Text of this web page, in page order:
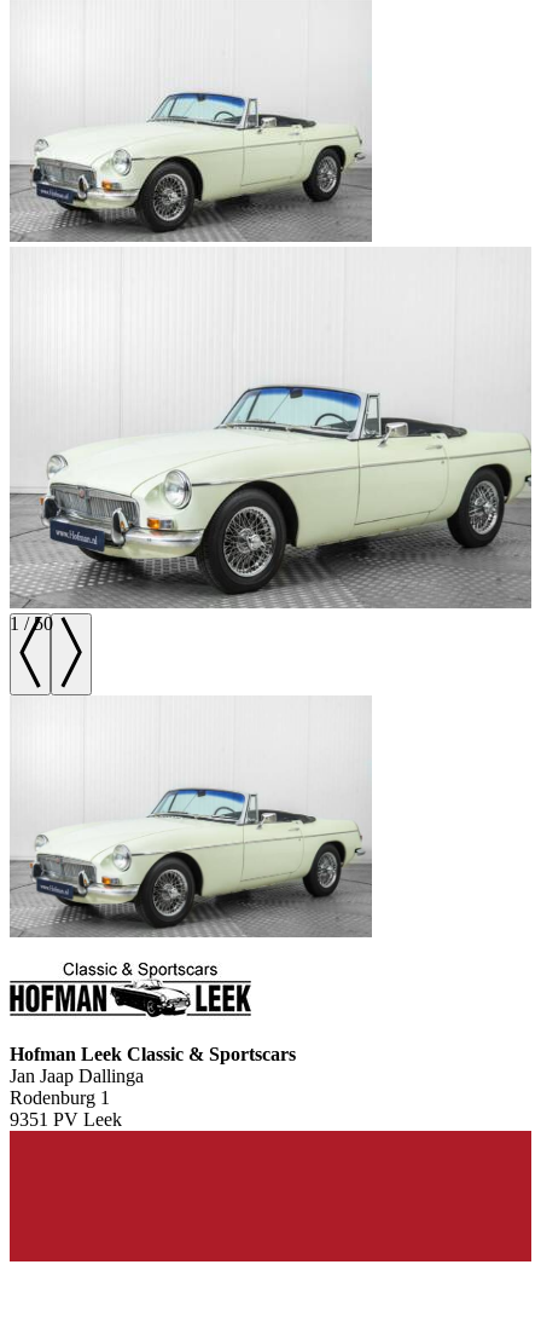
1 /50
Hofman Leek Classic & Sportscars
Jan Jaap Dallinga
Rodenburg 1
9351 PV Leek